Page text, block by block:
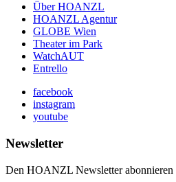
Über HOANZL
HOANZL Agentur
GLOBE Wien
Theater im Park
WatchAUT
Entrello
facebook
instagram
youtube
Newsletter
Den HOANZL Newsletter abonnieren